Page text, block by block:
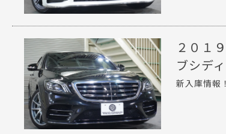
２０１
ブシデ
新入庫情